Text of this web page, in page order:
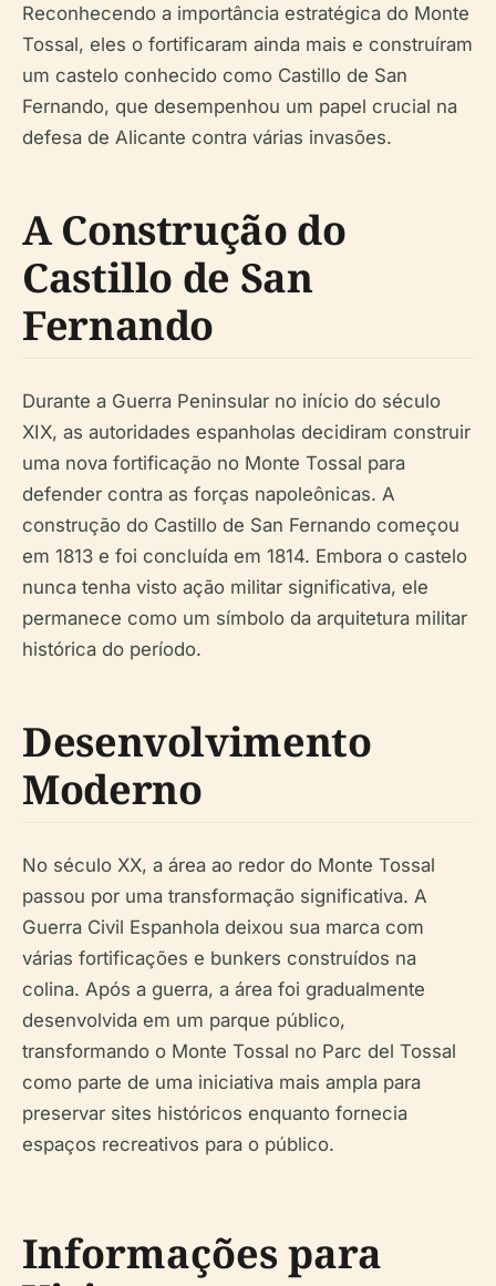
Reconhecendo a importância estratégica do Monte
Tossal, eles o fortificaram ainda mais e construíram
um castelo conhecido como Castillo de San
Fernando, que desempenhou um papel crucial na
defesa de Alicante contra várias invasões.
A Construção do
Castillo de San
Fernando
Durante a Guerra Peninsular no início do século
XIX, as autoridades espanholas decidiram construir
uma nova fortificação no Monte Tossal para
defender contra as forças napoleônicas. A
construção do Castillo de San Fernando começou
em 1813 e foi concluída em 1814. Embora o castelo
nunca tenha visto ação militar significativa, ele
permanece como um símbolo da arquitetura militar
histórica do período.
Desenvolvimento
Moderno
No século XX, a área ao redor do Monte Tossal
passou por uma transformação significativa. A
Guerra Civil Espanhola deixou sua marca com
várias fortificações e bunkers construídos na
colina. Após a guerra, a área foi gradualmente
desenvolvida em um parque público,
transformando o Monte Tossal no Parc del Tossal
como parte de uma iniciativa mais ampla para
preservar sites históricos enquanto fornecia
espaços recreativos para o público.
Informações para